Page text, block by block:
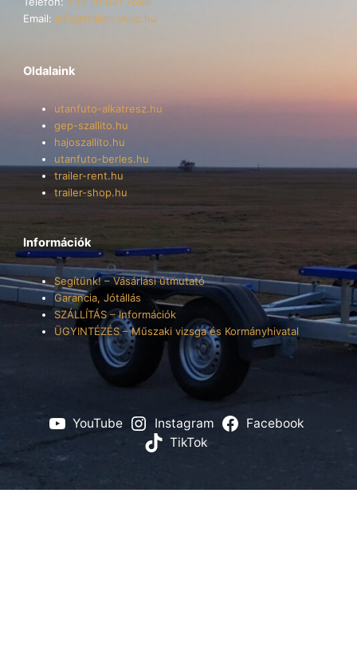
Email: info@trailer-shop.hu
Oldalaink
utanfuto-alkatresz.hu
gep-szallito.hu
hajoszallito.hu
utanfuto-berles.hu
trailer-rent.hu
trailer-shop.hu
Információk
Segítünk! – Vásárlási útmutató
Garancia, Jótállás
SZÁLLÍTÁS – Információk
ÜGYINTÉZÉS – Műszaki vizsga és Kormányhivatal
YouTube Instagram
Facebook
TikTok